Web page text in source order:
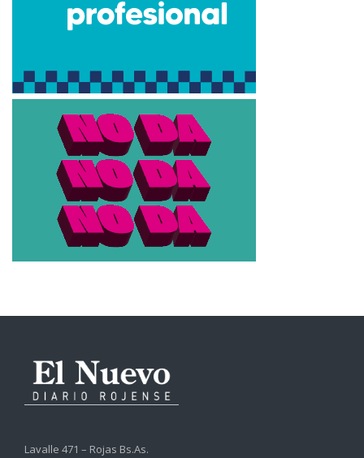
Lavalle 471 – Rojas Bs.As.